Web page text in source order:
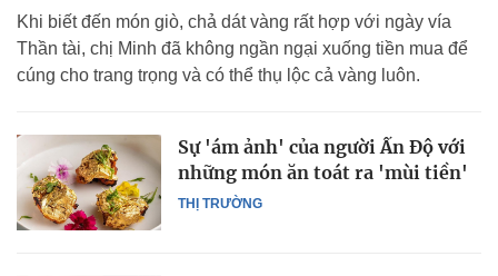
Khi biết đến món giò, chả dát vàng rất hợp với ngày vía
Thần tài, chị Minh đã không ngần ngại xuống tiền mua để
cúng cho trang trọng và có thể thụ lộc cả vàng luôn.
THỊ TRƯỜNG
Sự 'ám ảnh' của người Ấn Độ với
những món ăn toát ra 'mùi tiền'